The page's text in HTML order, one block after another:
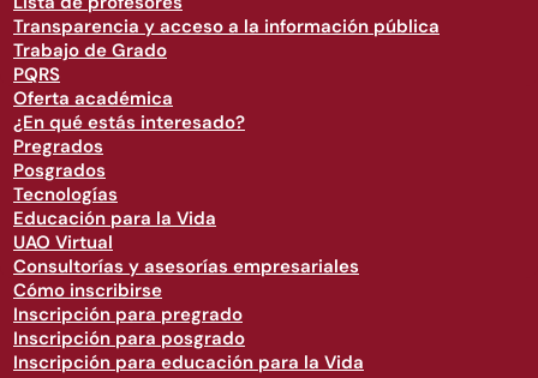
Transparencia y acceso a la información pública
Trabajo de Grado
PQRS
Oferta académica
¿En qué estás interesado?
Pregrados
Posgrados
Tecnologías
Educación para la Vida
UAO Virtual
Consultorías y asesorías empresariales
Cómo inscribirse
Inscripción para pregrado
Inscripción para posgrado
Inscripción para educación para la Vida